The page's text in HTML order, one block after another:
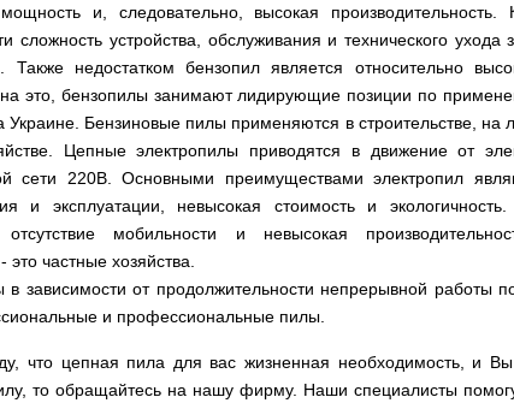
и, следовательно, высокая производительность.
сложность устройства, обслуживания и технического ухода
Также недостатком бензопил является относительно
это, бензопилы занимают лидирующие позиции по
Бензиновые пилы применяются в строительстве, на
Цепные электропилы приводятся в движение от
сети 220В. Основными преимуществами электропил
и эксплуатации, невысокая стоимость и экологичность.
мобильности и невысокая
частные хозяйства.
зависимости от продолжительности непрерывной работы
и профессиональные пилы.
что цепная пила для вас жизненная необходимость, и Вы
то обращайтесь на нашу фирму. Наши специалисты